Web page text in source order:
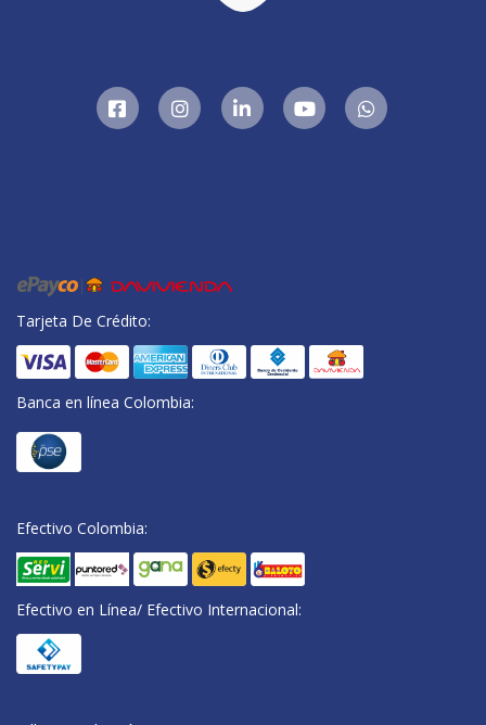
Tarjeta De Crédito:
Banca en línea Colombia:
Efectivo Colombia:
Efectivo en Línea/ Efectivo Internacional: